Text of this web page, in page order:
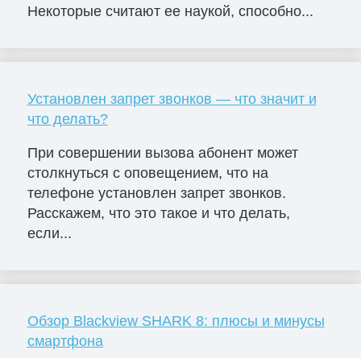
Некоторые считают ее наукой, способно...
Установлен запрет звонков — что значит и
что делать?
При совершении вызова абонент может
столкнуться с оповещением, что на
телефоне установлен запрет звонков.
Расскажем, что это такое и что делать,
если...
Обзор Blackview SHARK 8: плюсы и минусы
смартфона